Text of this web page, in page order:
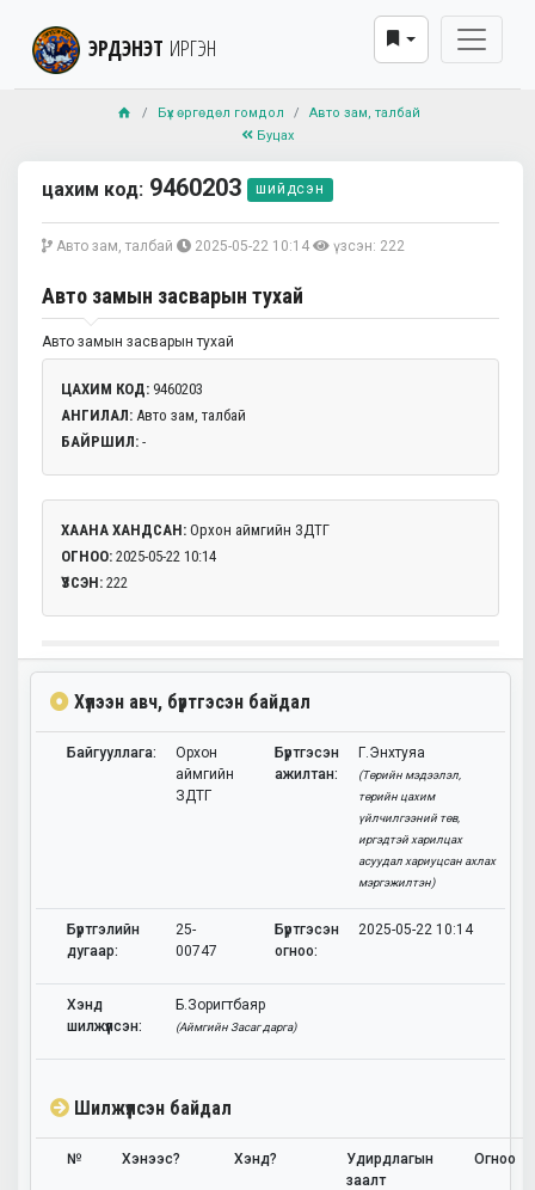
ЭРДЭНЭТ ИРГЭН
Бүх өргөдөл гомдол
Авто зам, талбай
Буцах
цахим код: 9460203 шийдсэн
Авто зам, талбай 2025-05-22 10:14 үзсэн: 222
Авто замын засварын тухай
Авто замын засварын тухай
ЦАХИМ КОД: 9460203
АНГИЛАЛ: Авто зам, талбай
БАЙРШИЛ: -
ХААНА ХАНДСАН: Орхон аймгийн ЗДТГ
ОГНОО: 2025-05-22 10:14
ҮЗСЭН: 222
Хүлээн авч, бүртгэсэн байдал
Байгууллага:
Орхон
аймгийн
ЗДТГ
Бүртгэсэн
ажилтан:
Г.Энхтуяа
(Төрийн мэдээлэл,
төрийн цахим
үйлчилгээний төв,
иргэдтэй харилцах
асуудал хариуцсан ахлах
мэргэжилтэн)
Бүртгэлийн
дугаар:
25-
00747
Бүртгэсэн
огноо:
2025-05-22 10:14
Хэнд
шилжүүлсэн:
Б.Зоригтбаяр
(Аймгийн Засаг дарга)
Шилжүүлсэн байдал
№ Хэнээс? Хэнд?
Удирдлагын
заалт
Огноо